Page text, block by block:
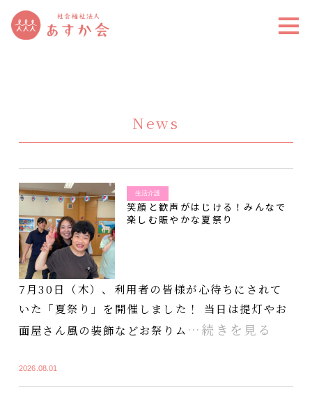
News
生活介護
笑顔と歓声がはじける！みんなで
楽しむ賑やかな夏祭り
7月30日（木）、利用者の皆様が心待ちにされて
いた「夏祭り」を開催しました！ 当日は提灯やお
面屋さん風の装飾などお祭りム …続きを見る
2026.08.01